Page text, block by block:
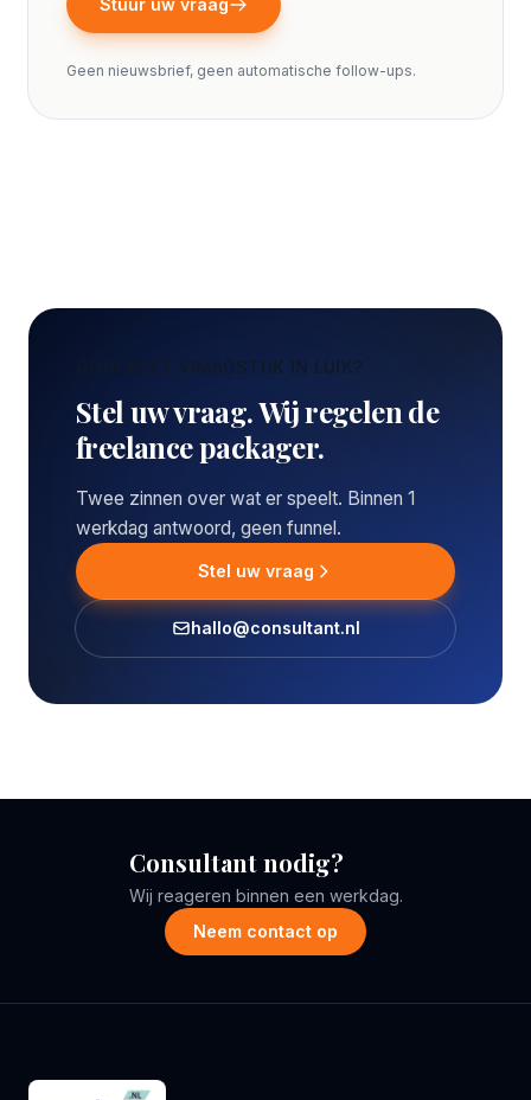
Stuur uw vraag
Geen nieuwsbrief, geen automatische follow-ups.
CONCREET VRAAGSTUK IN LUIK?
Stel uw vraag. Wij regelen de
freelance packager.
Twee zinnen over wat er speelt. Binnen 1
werkdag antwoord, geen funnel.
Stel uw vraag
hallo@consultant.nl
Consultant nodig?
Wij reageren binnen een werkdag.
Neem contact op